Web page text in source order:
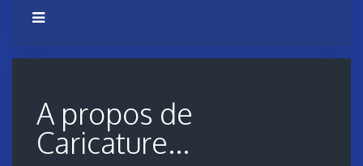
A propos de
Caricature...